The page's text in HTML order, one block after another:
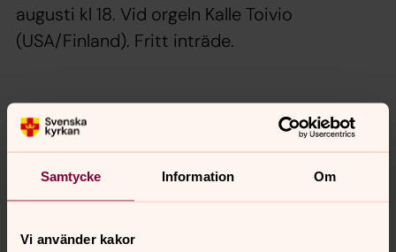
Samtycke Information Om
Vi använder kakor
augusti kl 18. Vid orgeln Kalle Toivio
(USA/Finland). Fritt inträde.
Synpunkter eller frågor på sidans
innehåll?
morrum-elleholms.forsamling@svenskakyrkan.se